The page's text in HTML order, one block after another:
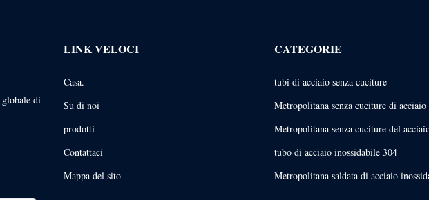
di
LINK VELOCI
Casa.
Su di noi
prodotti
Contattaci
Mappa del sito
CATEGORIE
tubi di acciaio senza cuciture
Metropolitana senza cuciture di acciaio
Metropolitana senza cuciture del
tubo di acciaio inossidabile 304
Metropolitana saldata di acciaio